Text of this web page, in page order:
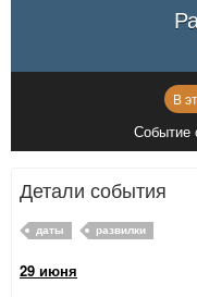
В
Событие
Детали события
даты развилки
29 июня